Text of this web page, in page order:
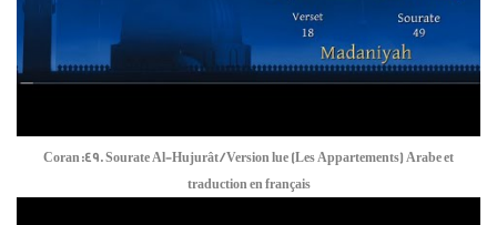
Coran:49. Sourate Al-Hujurât / Version lue (Les Appartements) Arabe et
traduction en français